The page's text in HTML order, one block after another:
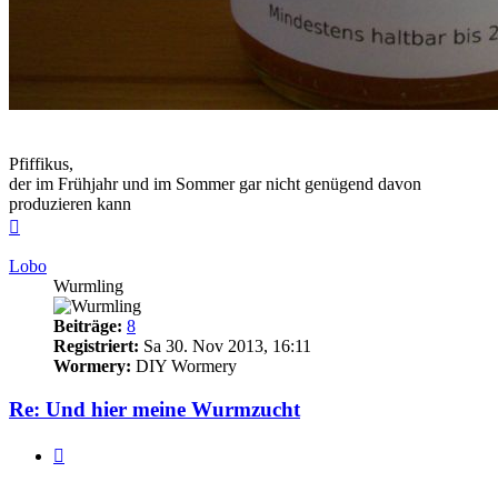
Pfiffikus,
der im Frühjahr und im Sommer gar nicht genügend davon
produzieren kann
Lobo
Wurmling
Beiträge: 8
Registriert: Sa 30. Nov 2013, 16:11
Wormery: DIY Wormery
Re: Und hier meine Wurmzucht